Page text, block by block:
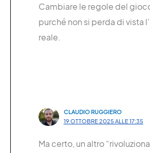
Cambiare le regole del
purché non si perda di vista
reale.
CLAUDIO RUGGIERO
19 OTTOBRE 2025 ALLE 17:35
Ma certo, un altro